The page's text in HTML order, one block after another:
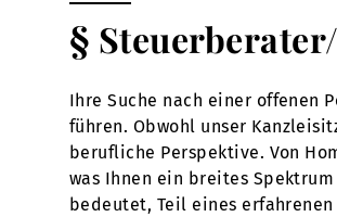
§
Ihre Suche nach einer offenen
führen. Obwohl unser
berufliche Perspektive. Von
was Ihnen ein breites
bedeutet, Teil eines